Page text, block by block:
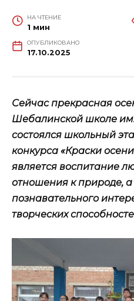
НА ЧТЕНИЕ
1 мин
ОПУБЛИКОВАНО
17.10.2025
Сейчас прекрасная
Шебалинской школе
состоялся школьный
конкурса «Краски
является воспитание
отношения к природе,
познавательного
творческих